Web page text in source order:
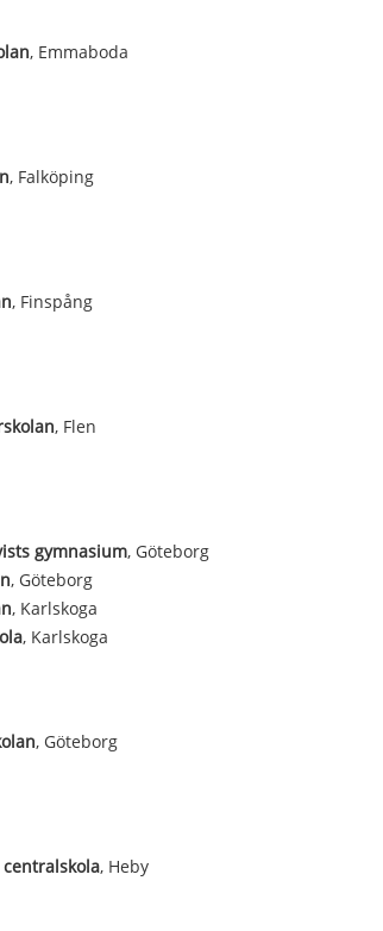
, Emmaboda
, Falköping
, Finspång
, Flen
gymnasium, Göteborg
, Göteborg
, Karlskoga
, Karlskoga
, Göteborg
, Heby